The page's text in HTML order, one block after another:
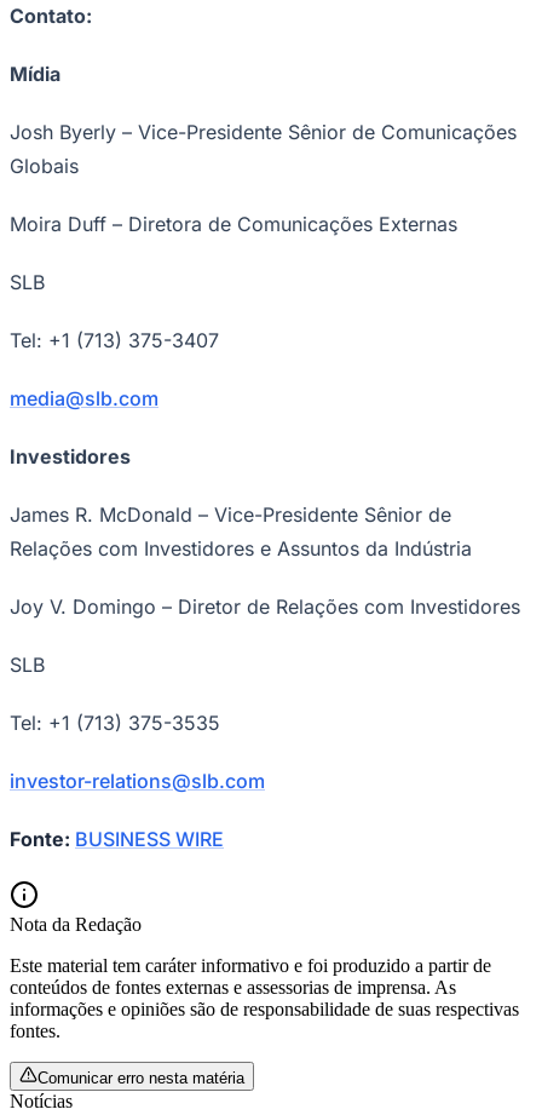
Flamengo
Contato:
Mídia
Josh Byerly – Vice-Presidente Sênior de Comunicações
Globais
Moira Duff – Diretora de Comunicações Externas
SLB
Tel: +1 (713) 375-3407
media@slb.com
Investidores
James R. McDonald – Vice-Presidente Sênior de
Relações com Investidores e Assuntos da Indústria
Joy V. Domingo – Diretor de Relações com Investidores
SLB
Tel: +1 (713) 375-3535
investor-relations@slb.com
Fonte: BUSINESS WIRE
Nota da Redação
Este material tem caráter informativo e foi produzido a partir de
conteúdos de fontes externas e assessorias de imprensa. As
informações e opiniões são de responsabilidade de suas respectivas
fontes.
Comunicar erro nesta matéria
Notícias